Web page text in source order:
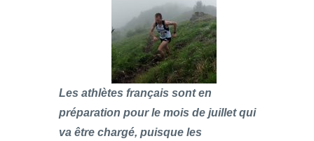
Les athlètes français sont en
préparation pour le mois de juillet qui
va être chargé, puisque les